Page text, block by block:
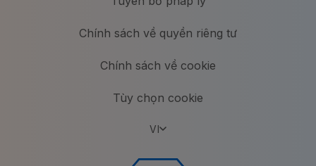
Chính sách về quyền riêng tư
Chính sách về cookie
Tùy chọn cookie
VI